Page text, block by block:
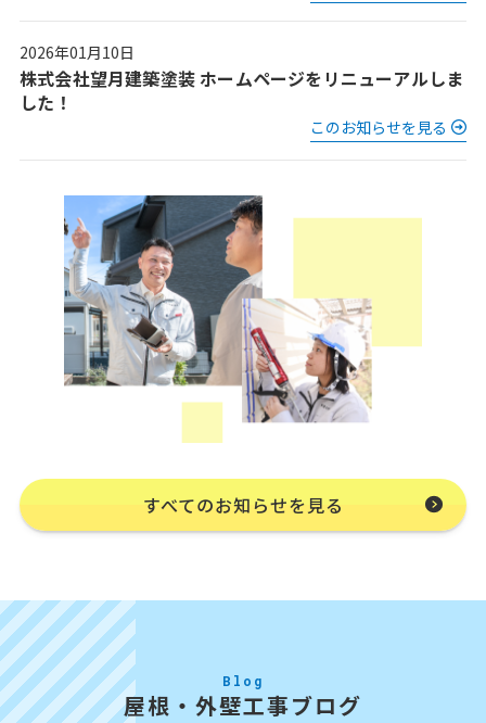
2026年01月10日
株式会社望月建築塗装 ホームページをリニューアルしま
した！
このお知らせを見る
すべてのお知らせを見る
Blog
屋根・外壁工事ブログ